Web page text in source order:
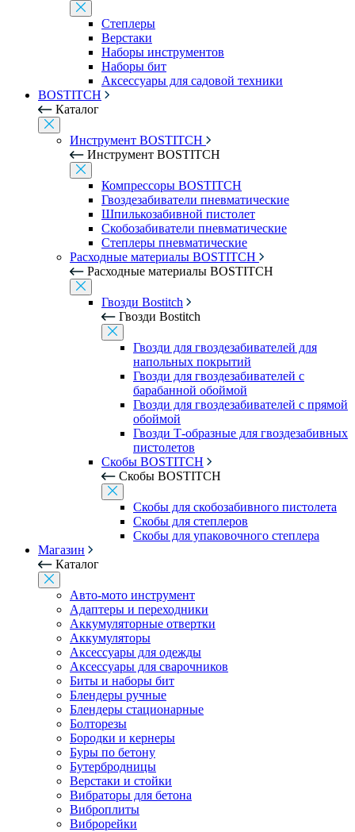
Степлеры
Верстаки
Наборы инструментов
Наборы бит
Аксессуары для садовой техники
BOSTITCH
Каталог
Инструмент BOSTITCH
Инструмент BOSTITCH
Компрессоры BOSTITCH
Гвоздезабиватели пневматические
Шпилькозабивной пистолет
Скобозабиватели пневматические
Степлеры пневматические
Расходные материалы BOSTITCH
Расходные материалы BOSTITCH
Гвозди Bostitch
Гвозди Bostitch
Гвозди для гвоздезабивателей для
напольных покрытий
Гвозди для гвоздезабивателей с
барабанной обоймой
Гвозди для гвоздезабивателей с прямой
обоймой
Гвозди Т-образные для гвоздезабивных
пистолетов
Скобы BOSTITCH
Скобы BOSTITCH
Скобы для скобозабивного пистолета
Скобы для степлеров
Скобы для упаковочного степлера
Магазин
Каталог
Авто-мото инструмент
Адаптеры и переходники
Аккумуляторные отвертки
Аккумуляторы
Аксессуары для одежды
Аксессуары для сварочников
Биты и наборы бит
Блендеры ручные
Блендеры стационарные
Болторезы
Бородки и кернеры
Буры по бетону
Бутербродницы
Верстаки и стойки
Вибраторы для бетона
Виброплиты
Виброрейки